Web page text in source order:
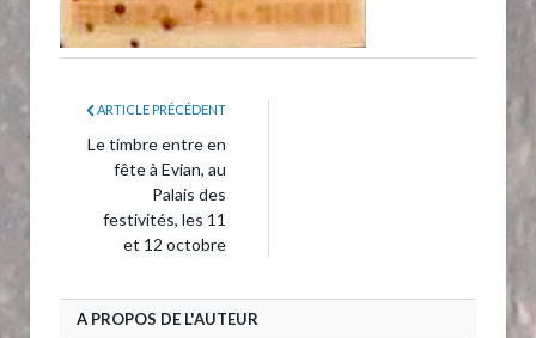
ARTICLE PRÉCÉDENT
Le timbre entre en
fête à Evian, au
Palais des
festivités, les 11
et 12 octobre
A PROPOS DE L'AUTEUR